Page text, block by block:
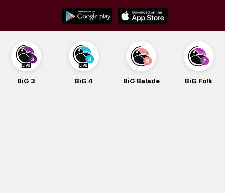
content
BiG 3 BiG 4 BiG Balade BiG Folk